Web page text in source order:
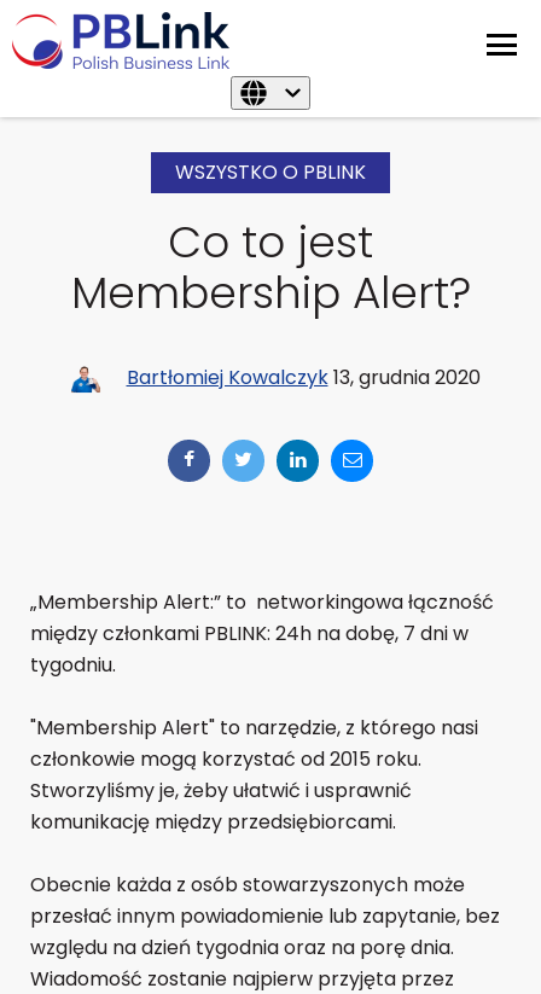
WSZYSTKO O PBLINK
Co to jest
Membership Alert?
Bartłomiej Kowalczyk13, grudnia 2020
„Membership Alert:” to networkingowa łączność
między członkami PBLINK: 24h na dobę, 7 dni w
tygodniu.
"Membership Alert" to narzędzie, z którego nasi
członkowie mogą korzystać od 2015 roku.
Stworzyliśmy je, żeby ułatwić i usprawnić
komunikację między przedsiębiorcami.
Obecnie każda z osób stowarzyszonych może
przesłać innym powiadomienie lub zapytanie, bez
względu na dzień tygodnia oraz na porę dnia.
Wiadomość zostanie najpierw przyjęta przez